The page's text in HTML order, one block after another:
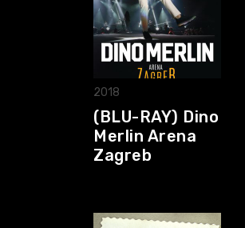
2018
(BLU-RAY) Dino
Merlin Arena
Zagreb